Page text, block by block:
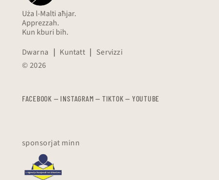
Uża l-Malti aħjar.
Apprezzah.
Kun kburi bih.
Dwarna | Kuntatt | Servizzi
© 2026
FACEBOOK — INSTAGRAM — TIKTOK — YOUTUBE
sponsorjat minn